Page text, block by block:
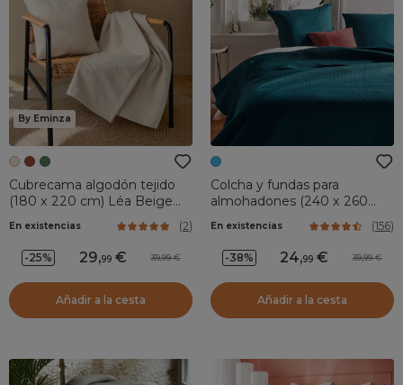
By Eminza
Cubrecama algodón tejido
(180 x 220 cm) Léa Beige
En existencias (2)
-25% 29,99 39,99
Añadir a la cesta
Colcha y fundas para
almohadones (240 x 260
En existencias (156)
-38% 24,99 39,99
Añadir a la cesta